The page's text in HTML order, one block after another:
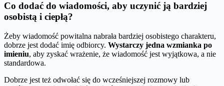
Co dodać do wiadomości, aby uczynić ją bardziej
osobistą i ciepłą?
Żeby wiadomość powitalna nabrała bardziej osobistego charakteru,
dobrze jest dodać imię odbiorcy. Wystarczy jedna wzmianka po
imieniu, aby zyskać wrażenie, że wiadomość jest wyjątkowa, a nie
standardowa.
Dobrze jest też odwołać się do wcześniejszej rozmowy lub